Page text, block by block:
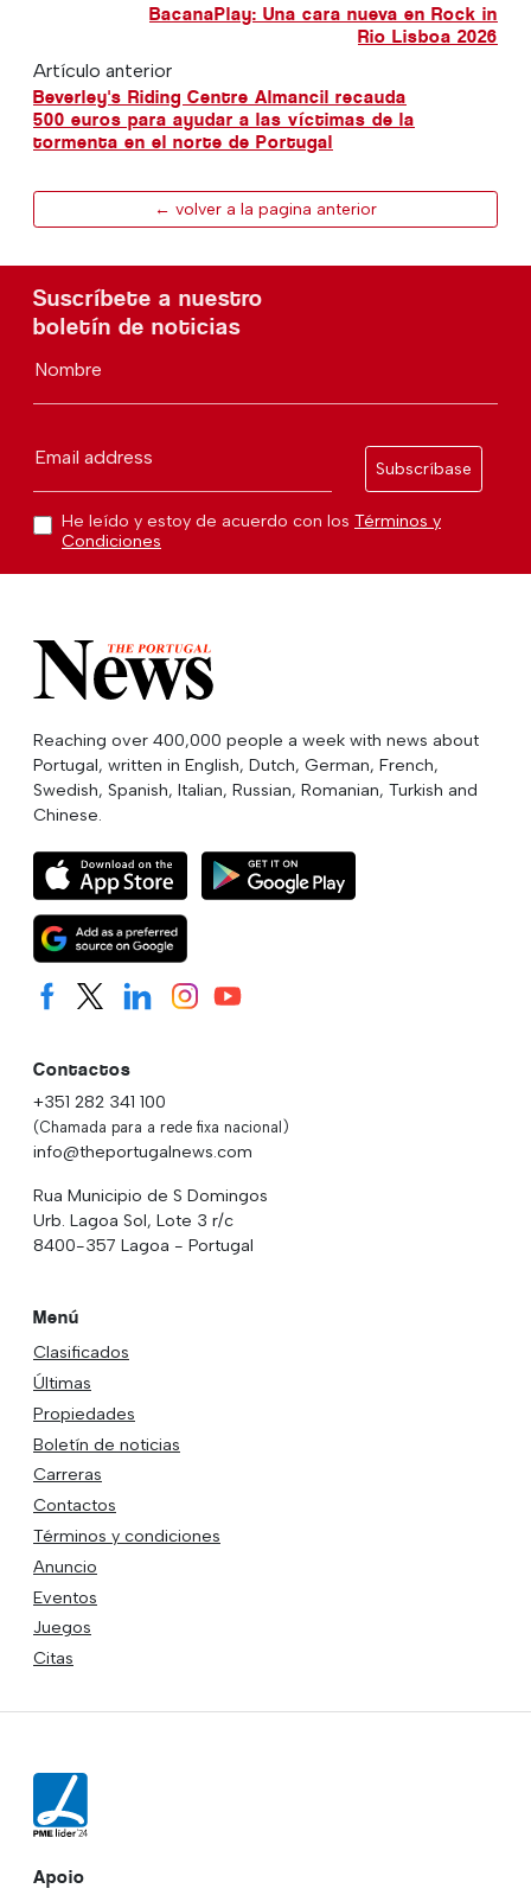
BacanaPlay: Una cara nueva en Rock in
Rio Lisboa 2026
Artículo anterior
Beverley's Riding Centre Almancil recauda
500 euros para ayudar a las víctimas de la
tormenta en el norte de Portugal
← volver a la pagina anterior
Suscríbete a nuestro
boletín de noticias
Nombre
Email address
Subscríbase
He leído y estoy de acuerdo con los Términos y
Condiciones
Reaching over 400,000 people a week with news about
Portugal, written in English, Dutch, German, French,
Swedish, Spanish, Italian, Russian, Romanian, Turkish and
Chinese.
Contactos
+351 282 341 100
(Chamada para a rede fixa nacional)
info@theportugalnews.com
Rua Municipio de S Domingos
Urb. Lagoa Sol, Lote 3 r/c
8400-357 Lagoa - Portugal
Menú
Clasificados
Últimas
Propiedades
Boletín de noticias
Carreras
Contactos
Términos y condiciones
Anuncio
Eventos
Juegos
Citas
Apoio